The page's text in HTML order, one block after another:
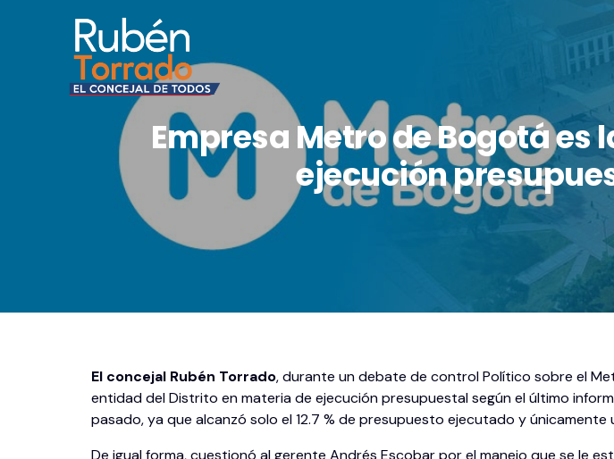
Empresa Metro de Bogotá
ejecución
El concejal Rubén Torrado, durante un debate de control Político sobre el
entidad del Distrito en materia de ejecución presupuestal según el último
pasado, ya que alcanzó solo el 12.7 % de presupuesto ejecutado y únicamente
De igual forma, cuestionó al gerente Andrés Escobar por el manejo que se le